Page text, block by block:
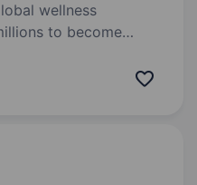
wellness
to become
better and keep